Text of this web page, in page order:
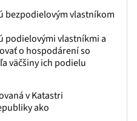
bezpodielovým vlastníkom
podielovými vlastníkmi a
o hospodárení so
väčšiny ich podielu
v Katastri
ako